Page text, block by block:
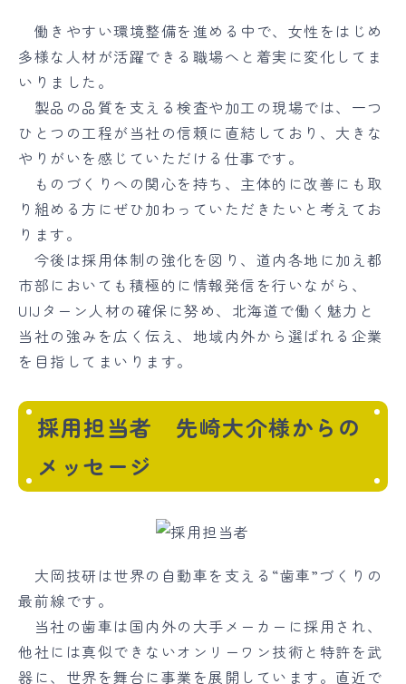
働きやすい環境整備を進める中で、女性をはじめ
多様な人材が活躍できる職場へと着実に変化してま
いりました。
製品の品質を支える検査や加工の現場では、一つ
ひとつの工程が当社の信頼に直結しており、大きな
やりがいを感じていただける仕事です。
ものづくりへの関心を持ち、主体的に改善にも取
り組める方にぜひ加わっていただきたいと考えてお
ります。
今後は採用体制の強化を図り、道内各地に加え都
市部においても積極的に情報発信を行いながら、
UIJターン人材の確保に努め、北海道で働く魅力と
当社の強みを広く伝え、地域内外から選ばれる企業
を目指してまいります。
採用担当者 先崎大介様からの
メッセージ
大岡技研は世界の自動車を支える“歯車”づくりの
最前線です。
当社の歯車は国内外の大手メーカーに採用され、
他社には真似できないオンリーワン技術と特許を武
器に、世界を舞台に事業を展開しています。直近で